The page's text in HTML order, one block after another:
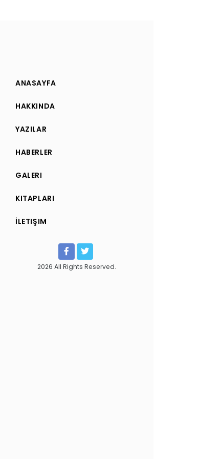
ANASAYFA
HAKKINDA
YAZILAR
HABERLER
GALERI
KITAPLARI
İLETIŞIM
2026 All Rights Reserved.